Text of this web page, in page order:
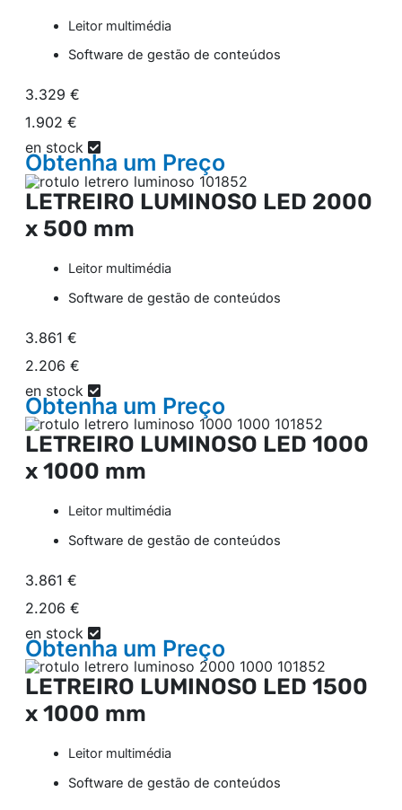
Leitor multimédia
Software de gestão de conteúdos
3.329 €
1.902 €
en stock
Obtenha um Preço
LETREIRO LUMINOSO LED 2000
x 500 mm
Leitor multimédia
Software de gestão de conteúdos
3.861 €
2.206 €
en stock
Obtenha um Preço
LETREIRO LUMINOSO LED 1000
x 1000 mm
Leitor multimédia
Software de gestão de conteúdos
3.861 €
2.206 €
en stock
Obtenha um Preço
LETREIRO LUMINOSO LED 1500
x 1000 mm
Leitor multimédia
Software de gestão de conteúdos